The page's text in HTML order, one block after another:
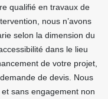
qualifié en travaux de
nous n’avons
selon la dimension du
dans le lieu
de votre projet,
de devis. Nous
sans engagement non